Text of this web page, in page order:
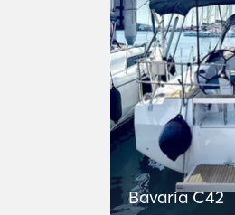
Bavaria C42